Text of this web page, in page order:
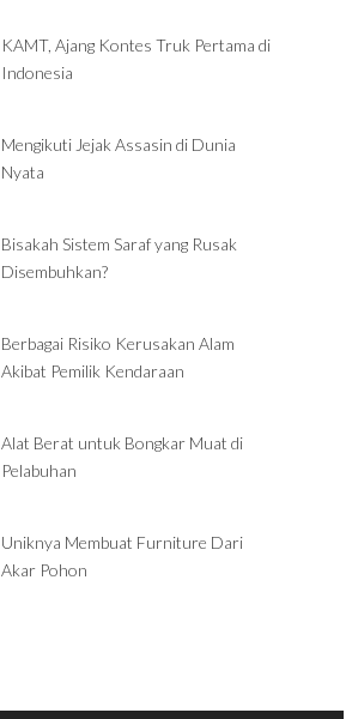
KAMT, Ajang Kontes Truk Pertama di
Indonesia
Mengikuti Jejak Assasin di Dunia
Nyata
Bisakah Sistem Saraf yang Rusak
Disembuhkan?
Berbagai Risiko Kerusakan Alam
Akibat Pemilik Kendaraan
Alat Berat untuk Bongkar Muat di
Pelabuhan
Uniknya Membuat Furniture Dari
Akar Pohon